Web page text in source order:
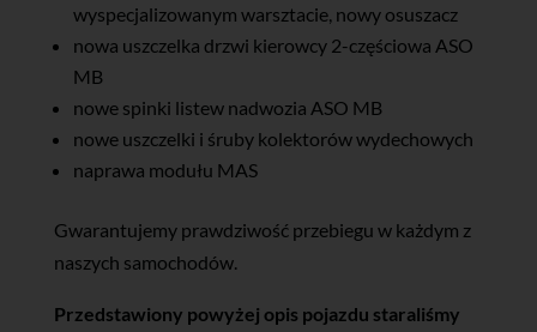
wyspecjalizowanym warsztacie, nowy osuszacz
nowa uszczelka drzwi kierowcy 2-częściowa ASO
MB
nowe spinki listew nadwozia ASO MB
nowe uszczelki i śruby kolektorów wydechowych
naprawa modułu MAS
Gwarantujemy prawdziwość przebiegu w każdym z
naszych samochodów.
Przedstawiony powyżej opis pojazdu staraliśmy